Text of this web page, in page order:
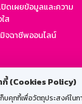
กี้ (Cookies Policy)
ก็บคุกกี้เพื่อวัตถุประสงค์ใ
ปิดเผยข้อมูลและความ
ส
จฉาชีพออนไลน์